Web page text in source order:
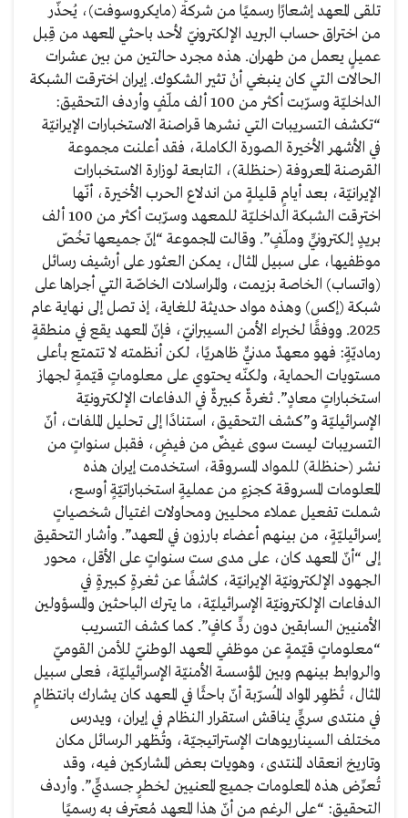
تلقى المعهد إشعارًا رسميًا من شركة (مايكروسوفت)، يُحذّر
من اختراق حساب البريد الإلكترونيّ لأحد باحثي المعهد من قِبل
عميلٍ يعمل من طهران. هذه مجرد حالتين من بين عشرات
الحالات التي كان ينبغي أنْ تثير الشكوك. إيران اخترقت الشبكة
الداخليّة وسرّبت أكثر من 100 ألف ملّفٍ وأردف التحقيق:
“تكشف التسريبات التي نشرها قراصنة الاستخبارات الإيرانيّة
في الأشهر الأخيرة الصورة الكاملة، فقد أعلنت مجموعة
القرصنة المعروفة (حنظلة)، التابعة لوزارة الاستخبارات
الإيرانيّة، بعد أيامٍ قليلةٍ من اندلاع الحرب الأخيرة، أنّها
اخترقت الشبكة الداخليّة للمعهد وسرّبت أكثر من 100 ألف
بريدٍ إلكترونيٍّ وملّفٍ”. وقالت المجموعة “إنّ جميعها تخُصّ
موظفيها، على سبيل المثال، يمكن العثور على أرشيف رسائل
(واتساب) الخاصة بزيمت، والمراسلات الخاصّة التي أجراها على
شبكة (إكس) وهذه مواد حديثة للغاية، إذ تصل إلى نهاية عام
2025. ووفقًا لخبراء الأمن السيبرانيّ، فإنّ المعهد يقع في منطقةٍ
رماديّةٍ: فهو معهدٌ مدنيٌّ ظاهريًا، لكن أنظمته لا تتمتع بأعلى
مستويات الحماية، ولكنّه يحتوي على معلوماتٍ قيّمةٍ لجهاز
استخباراتٍ معادٍ”. ثغرةٌ كبيرةٌ في الدفاعات الإلكترونيّة
الإسرائيليّة و”كشف التحقيق، استنادًا إلى تحليل الملفات، أنّ
التسريبات ليست سوى غيضٌ من فيضٍ، فقبل سنواتٍ من
نشر (حنظلة) للمواد المسروقة، استخدمت إيران هذه
المعلومات المسروقة كجزءٍ من عمليةٍ استخباراتيّةٍ أوسع،
شملت تفعيل عملاء محليين ومحاولات اغتيال شخصياتٍ
إسرائيليّةٍ، من بينهم أعضاء بارزون في المعهد”. وأشار التحقيق
إلى “أنّ المعهد كان، على مدى ست سنواتٍ على الأقل، محور
الجهود الإلكترونيّة الإيرانيّة، كاشفًا عن ثغرةٍ كبيرةٍ في
الدفاعات الإلكترونيّة الإسرائيليّة، ما يترك الباحثين والمسؤولين
الأمنيين السابقين دون ردٍّ كافٍ”. كما كشف التسريب
“معلوماتٍ قيّمةٍ عن موظفي المعهد الوطنيّ للأمن القوميّ
والروابط بينهم وبين المؤسسة الأمنيّة الإسرائيليّة، فعلى سبيل
المثال، تُظهِر المواد المُسرّبة أنّ باحثًا في المعهد كان يشارك بانتظامٍ
في منتدى سريٍّ يناقش استقرار النظام في إيران، ويدرس
مختلف السيناريوهات الإستراتيجيّة، وتُظهر الرسائل مكان
وتاريخ انعقاد المنتدى، وهويات بعض المشاركين فيه، وقد
تُعرِّض هذه المعلومات جميع المعنيين لخطرٍ جسديٍّ”. وأردف
التحقيق: “على الرغم من أنّ هذا المعهد مُعترف به رسميًا